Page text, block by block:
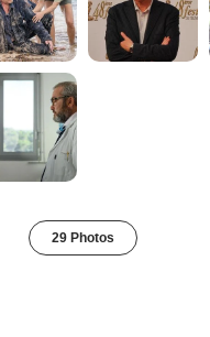
29 Photos